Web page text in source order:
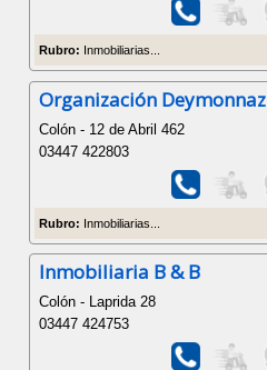
Rubro: Inmobiliarias...
Organización Deymonnaz
Colón - 12 de Abril 462
03447 422803
Rubro: Inmobiliarias...
Inmobiliaria B & B
Colón - Laprida 28
03447 424753